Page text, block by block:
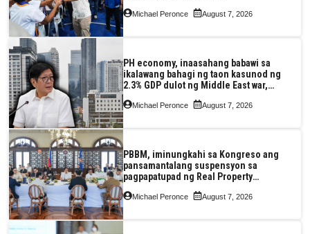
Michael Peronce August 7, 2026
PH economy, inaasahang babawi sa
ikalawang bahagi ng taon kasunod ng
2.3% GDP dulot ng Middle East war,
pagkaantala ng public construction
Michael Peronce August 7, 2026
PBBM, iminungkahi sa Kongreso ang
pansamantalang suspensyon sa
pagpapatupad ng Real Property
Valuation and Assessment Reform Act
Michael Peronce August 7, 2026